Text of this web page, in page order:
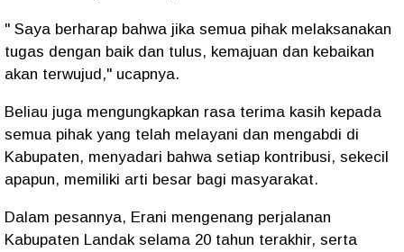
" Saya berharap bahwa jika semua pihak melaksanakan
tugas dengan baik dan tulus, kemajuan dan kebaikan
akan terwujud," ucapnya.
Beliau juga mengungkapkan rasa terima kasih kepada
semua pihak yang telah melayani dan mengabdi di
Kabupaten, menyadari bahwa setiap kontribusi, sekecil
apapun, memiliki arti besar bagi masyarakat.
Dalam pesannya, Erani mengenang perjalanan
Kabupaten Landak selama 20 tahun terakhir, serta